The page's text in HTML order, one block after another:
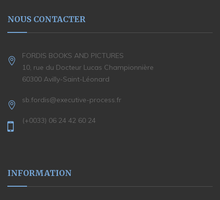
NOUS CONTACTER
FORDIS BOOKS AND PICTURES
10, rue du Docteur Lucas Championnière
60300 Avilly-Saint-Léonard
sb.fordis@executive-process.fr
(+0033) 06 24 42 60 24
INFORMATION